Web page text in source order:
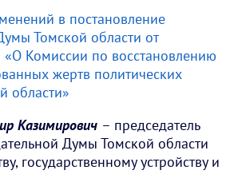
в постановление
Томской области от
Комиссии по восстановлению
жертв политических
области»
Казимирович – председатель
Думы Томской области
государственному устройству и